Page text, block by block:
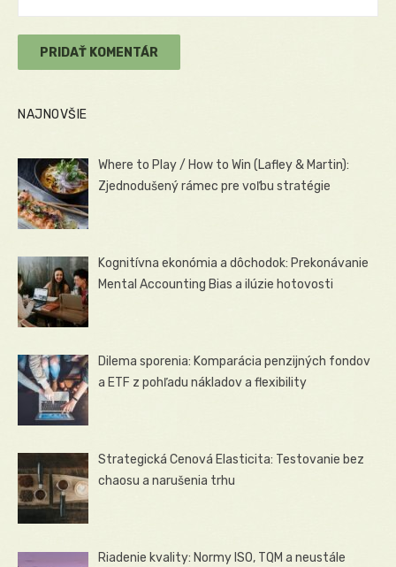
NAJNOVŠIE
Where to Play / How to Win (Lafley & Martin):
Zjednodušený rámec pre voľbu stratégie
Kognitívna ekonómia a dôchodok: Prekonávanie
Mental Accounting Bias a ilúzie hotovosti
Dilema sporenia: Komparácia penzijných fondov
a ETF z pohľadu nákladov a flexibility
Strategická Cenová Elasticita: Testovanie bez
chaosu a narušenia trhu
Riadenie kvality: Normy ISO, TQM a neustále